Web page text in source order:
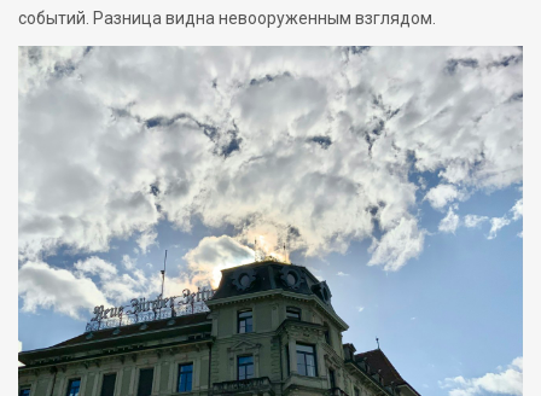
событий. Разница видна невооруженным взглядом.